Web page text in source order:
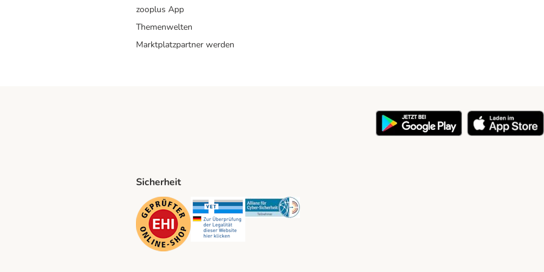
zooplus App
Themenwelten
Marktplatzpartner werden
Method
Sicherheit
Security Security Security